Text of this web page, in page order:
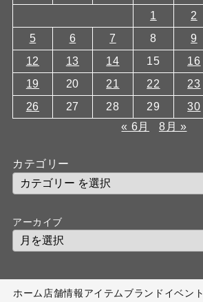
1
2
5
6 7 8 9
12
13 14 15 16
19
20 21 22 23
26
27 28 29 30
« 6月
8月 »
カテゴリー
アーカイブ
ホーム店舗情報アイテムブランド イベント